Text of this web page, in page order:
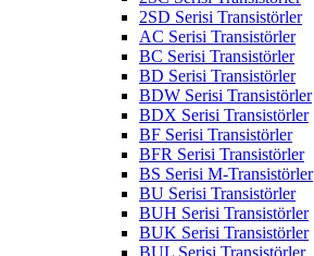
2SD Serisi Transistörler
AC Serisi Transistörler
BC Serisi Transistörler
BD Serisi Transistörler
BDW Serisi Transistörler
BDX Serisi Transistörler
BF Serisi Transistörler
BFR Serisi Transistörler
BS Serisi M-Transistörler
BU Serisi Transistörler
BUH Serisi Transistörler
BUK Serisi Transistörler
BUL Serisi Transistörler